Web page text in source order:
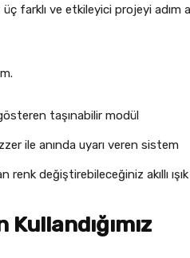
farklı ve etkileyici projeyi adım
taşınabilir modül
ile anında uyarı veren sistem
renk değiştirebileceğiniz akıllı ışık